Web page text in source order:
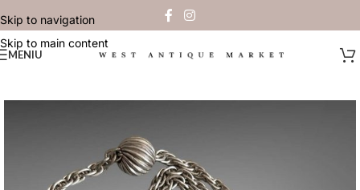
Skip to navigation
Skip to main content
MENIU